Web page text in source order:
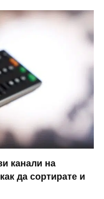
канали на
да сортирате и